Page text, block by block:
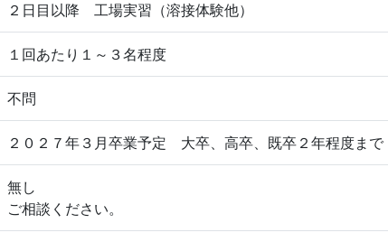
２日目以降 工場実習（溶接体験他）
１回あたり１～３名程度
不問
２０２７年３月卒業予定 大卒、高卒、既卒２年程度まで
無し
ご相談ください。